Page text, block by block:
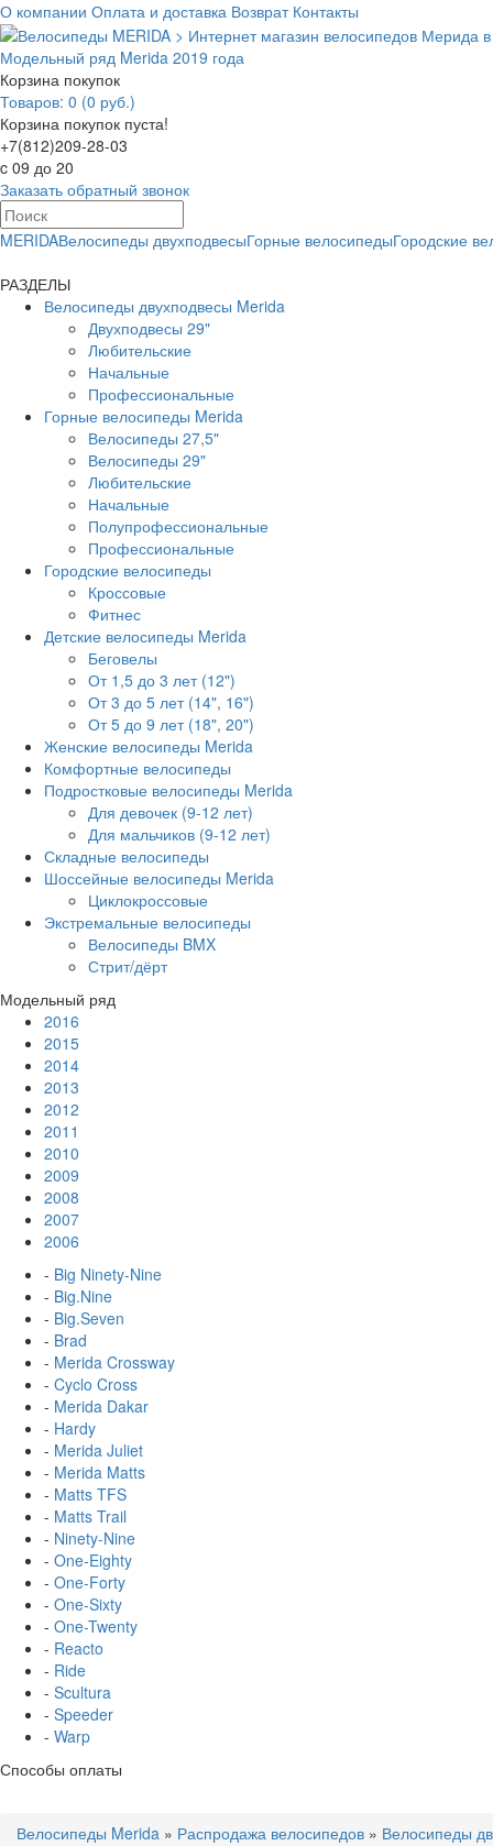
О компании Оплата и доставка Возврат Контакты
Модельный ряд Merida 2019 года
Корзина покупок
Товаров: 0 (0 руб.)
Корзина покупок пуста!
+7(812)209-28-03
c 09 до 20
Заказать обратный звонок
MERIDAВелосипеды двухподвесыГорные велосипедыГородские
РАЗДЕЛЫ
Велосипеды двухподвесы Merida
Двухподвесы 29"
Любительские
Начальные
Профессиональные
Горные велосипеды Merida
Велосипеды 27,5"
Велосипеды 29"
Любительские
Начальные
Полупрофессиональные
Профессиональные
Городские велосипеды
Кроссовые
Фитнес
Детские велосипеды Merida
Беговелы
От 1,5 до 3 лет (12")
От 3 до 5 лет (14", 16")
От 5 до 9 лет (18", 20")
Женские велосипеды Merida
Комфортные велосипеды
Подростковые велосипеды Merida
Для девочек (9-12 лет)
Для мальчиков (9-12 лет)
Складные велосипеды
Шоссейные велосипеды Merida
Циклокроссовые
Экстремальные велосипеды
Велосипеды BMX
Стрит/дёрт
Модельный ряд
2016
2015
2014
2013
2012
2011
2010
2009
2008
2007
2006
- Big Ninety-Nine
- Big.Nine
- Big.Seven
- Brad
- Merida Crossway
- Cyclo Cross
- Merida Dakar
- Hardy
- Merida Juliet
- Merida Matts
- Matts TFS
- Matts Trail
- Ninety-Nine
- One-Eighty
- One-Forty
- One-Sixty
- One-Twenty
- Reacto
- Ride
- Scultura
- Speeder
- Warp
Способы оплаты
Велосипеды Merida » Распродажа велосипедов » Велосипеды